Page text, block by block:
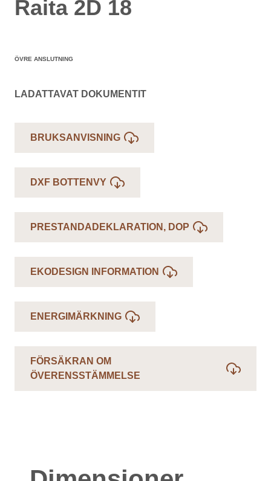
Raita 2D 18
ÖVRE ANSLUTNING
LADATTAVAT DOKUMENTIT
BRUKSANVISNING
DXF BOTTENVY
PRESTANDADEKLARATION, DOP
EKODESIGN INFORMATION
ENERGIMÄRKNING
FÖRSÄKRAN OM
ÖVERENSSTÄMMELSE